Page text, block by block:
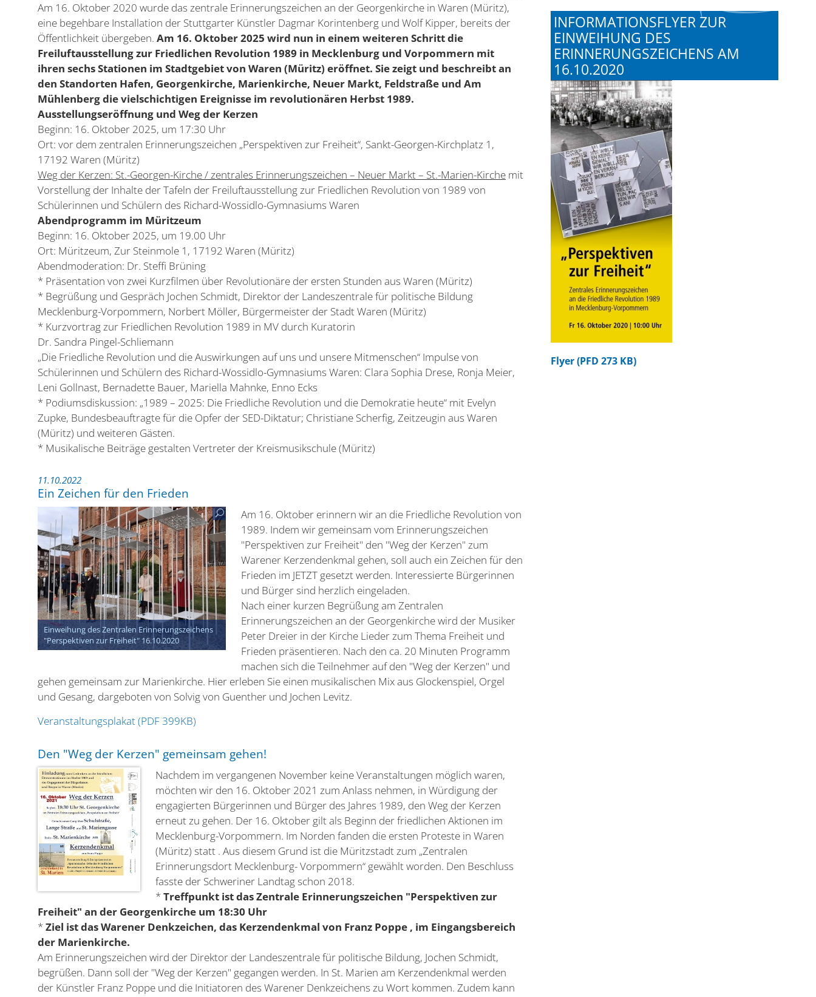
Am 16. Oktober 2020 wurde das zentrale Erinnerungszeichen an der Georgenkirche in Waren (Müritz),
eine begehbare Installation der Stuttgarter Künstler Dagmar Korintenberg und Wolf Kipper, bereits der
Öffentlichkeit übergeben. Am 16. Oktober 2025 wird nun in einem weiteren Schritt die
Freiluftausstellung zur Friedlichen Revolution 1989 in Mecklenburg und Vorpommern mit
ihren sechs Stationen im Stadtgebiet von Waren (Müritz) eröffnet. Sie zeigt und beschreibt an
den Standorten Hafen, Georgenkirche, Marienkirche, Neuer Markt, Feldstraße und Am
Mühlenberg die vielschichtigen Ereignisse im revolutionären Herbst 1989.
Ausstellungseröffnung und Weg der Kerzen
Beginn: 16. Oktober 2025, um 17:30 Uhr
Ort: vor dem zentralen Erinnerungszeichen „Perspektiven zur Freiheit“, Sankt-Georgen-Kirchplatz 1,
17192 Waren (Müritz)
Weg der Kerzen: St.-Georgen-Kirche / zentrales Erinnerungszeichen – Neuer Markt – St.-Marien-Kirche mit
Vorstellung der Inhalte der Tafeln der Freiluftausstellung zur Friedlichen Revolution von 1989 von
Schülerinnen und Schülern des Richard-Wossidlo-Gymnasiums Waren
Abendprogramm im Müritzeum
Beginn: 16. Oktober 2025, um 19.00 Uhr
Ort: Müritzeum, Zur Steinmole 1, 17192 Waren (Müritz)
Abendmoderation: Dr. Steffi Brüning
* Präsentation von zwei Kurzfilmen über Revolutionäre der ersten Stunden aus Waren (Müritz)
* Begrüßung und Gespräch Jochen Schmidt, Direktor der Landeszentrale für politische Bildung
Mecklenburg-Vorpommern, Norbert Möller, Bürgermeister der Stadt Waren (Müritz)
* Kurzvortrag zur Friedlichen Revolution 1989 in MV durch Kuratorin
Dr. Sandra Pingel-Schliemann
„Die Friedliche Revolution und die Auswirkungen auf uns und unsere Mitmenschen“ Impulse von
Schülerinnen und Schülern des Richard-Wossidlo-Gymnasiums Waren: Clara Sophia Drese, Ronja Meier,
Leni Gollnast, Bernadette Bauer, Mariella Mahnke, Enno Ecks
* Podiumsdiskussion: „1989 – 2025: Die Friedliche Revolution und die Demokratie heute“ mit Evelyn
Zupke, Bundesbeauftragte für die Opfer der SED-Diktatur; Christiane Scherfig, Zeitzeugin aus Waren
(Müritz) und weiteren Gästen.
* Musikalische Beiträge gestalten Vertreter der Kreismusikschule (Müritz)
11.10.2022
Ein Zeichen für den Frieden
Einweihung des Zentralen Erinnerungszeichens
"Perspektiven zur Freiheit" 16.10.2020
Am 16. Oktober erinnern wir an die Friedliche Revolution von
1989. Indem wir gemeinsam vom Erinnerungszeichen
"Perspektiven zur Freiheit" den "Weg der Kerzen" zum
Warener Kerzendenkmal gehen, soll auch ein Zeichen für den
Frieden im JETZT gesetzt werden. Interessierte Bürgerinnen
und Bürger sind herzlich eingeladen.
Nach einer kurzen Begrüßung am Zentralen
Erinnerungszeichen an der Georgenkirche wird der Musiker
Peter Dreier in der Kirche Lieder zum Thema Freiheit und
Frieden präsentieren. Nach den ca. 20 Minuten Programm
machen sich die Teilnehmer auf den "Weg der Kerzen" und
gehen gemeinsam zur Marienkirche. Hier erleben Sie einen musikalischen Mix aus Glockenspiel, Orgel
und Gesang, dargeboten von Solvig von Guenther und Jochen Levitz.
Veranstaltungsplakat (PDF 399KB)
Den "Weg der Kerzen" gemeinsam gehen!
Nachdem im vergangenen November keine Veranstaltungen möglich waren,
möchten wir den 16. Oktober 2021 zum Anlass nehmen, in Würdigung der
engagierten Bürgerinnen und Bürger des Jahres 1989, den Weg der Kerzen
erneut zu gehen. Der 16. Oktober gilt als Beginn der friedlichen Aktionen im
Mecklenburg-Vorpommern. Im Norden fanden die ersten Proteste in Waren
(Müritz) statt . Aus diesem Grund ist die Müritzstadt zum „Zentralen
Erinnerungsdort Mecklenburg- Vorpommern“ gewählt worden. Den Beschluss
fasste der Schweriner Landtag schon 2018.
*Treffpunkt ist das Zentrale Erinnerungszeichen "Perspektiven zur
Freiheit" an der Georgenkirche um 18:30 Uhr
*Ziel ist das Warener Denkzeichen, das Kerzendenkmal von Franz Poppe , im Eingangsbereich
der Marienkirche.
Am Erinnerungszeichen wird der Direktor der Landeszentrale für politische Bildung, Jochen Schmidt,
begrüßen. Dann soll der "Weg der Kerzen" gegangen werden. In St. Marien am Kerzendenkmal werden
der Künstler Franz Poppe und die Initiatoren des Warener Denkzeichens zu Wort kommen. Zudem kann
INFORMATIONSFLYER ZUR
EINWEIHUNG DES
ERINNERUNGSZEICHENS AM
16.10.2020
Flyer (PFD 273 KB)